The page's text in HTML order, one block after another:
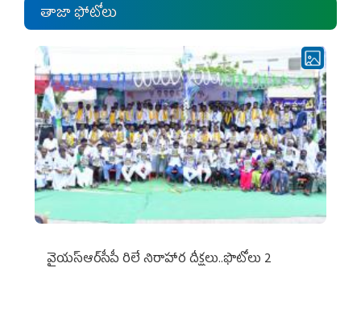
తాజా ఫోటోలు
వైయ‌స్ఆర్‌సీపీ రిలే నిరాహార దీక్షలు..ఫొటోలు 2